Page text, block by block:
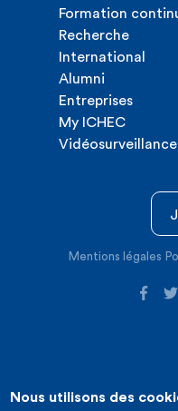
Formation
Recherche
International
Alumni
Entreprises
My ICHEC
Vidéosurveillance
Mentions légales
©2026 ICHEC |
Nous utilisons des